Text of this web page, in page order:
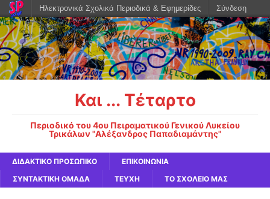
Και ... Τέταρτο
Περιοδικό του 4ου Πειραματικού Γενικού Λυκείου
Τρικάλων "Αλέξανδρος Παπαδιαμάντης"
ΔΙΔΑΚΤΙΚΟ ΠΡΟΣΩΠΙΚΟ
ΕΠΙΚΟΙΝΩΝΙΑ
ΣΥΝΤΑΚΤΙΚΗ ΟΜΑΔΑ
ΤΕΥΧΗ ΤΟ ΣΧΟΛΕΙΟ ΜΑΣ
Ηλεκτρονικά Σχολικά Περιοδικά & Εφημερίδες Σύνδεση